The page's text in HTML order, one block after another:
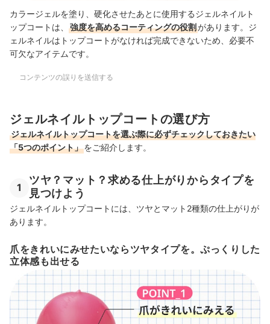
カラージェルを塗り、硬化させたあとに使用するジェルネイルト
ップコートは、
強度を高めるコーティングの役割があります。 ジ
ェルネイルはトップコートがなければ完成できないため、必要不
可欠なアイテムです。
コンテンツの誤りを送信する
ジェルネイルトップコートの選び方
ジェルネイルトップコートを選ぶ際に必ずチェックしておきたい
「5つのポイント」をご紹介します。
1
ツヤ？マット？求める仕上がりからタイプを
見つけよう
ジェルネイルトップコートには、ツヤとマット2種類の仕上がりが
あります。
爪をきれいにみせたいならツヤタイプを。ぷっくりした
立体感も出せる